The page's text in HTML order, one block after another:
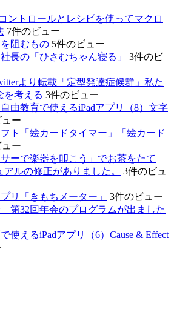
ントロールとレシピを使ってマクロ
7件のビュー
阻むもの 5件のビュー
長の「ひさむちゃん寝る」
3件のビ
より転載「定型発達症候群」私た
を考える 3件のビュー
由教育で使えるiPadアプリ（8）文字
ー
ト「絵カードタイマー」「絵カード
ー
サーで楽器を叩こう」でお茶をたて
ルの修正がありました。
3件のビュ
リ「きもちメーター」
3件のビュー
第32回年会のプログラムが出ました
使えるiPadアプリ（6）Cause & Effect